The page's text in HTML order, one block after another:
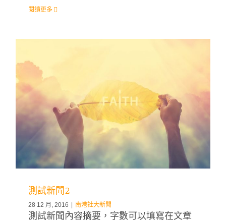
閱讀更多
測試新聞2
28 12 月, 2016 南港社大新聞
測試新聞內容摘要，字數可以填寫在文章